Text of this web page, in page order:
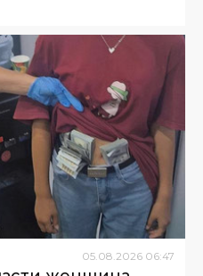
05.08.2026 06:47